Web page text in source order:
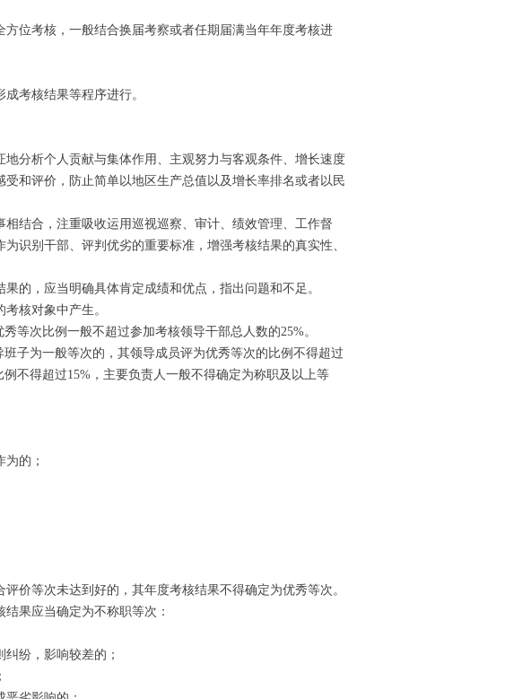
考核，一般结合换届考察或者任期届满当年年度考核进
考核结果等程序进行。
析个人贡献与集体作用、主观努力与客观条件、增长速度
和评价，防止简单以地区生产总值以及增长率排名或者以民
合，注重吸收运用巡视巡察、审计、绩效管理、工作督
识别干部、评判优劣的重要标准，增强考核结果的真实性、
，应当明确具体肯定成绩和优点，指出问题和不足。
核对象中产生。
次比例一般不超过参加考核领导干部总人数的25%。
子为一般等次的，其领导成员评为优秀等次的比例不得超过
不得超过15%，主要负责人一般不得确定为称职及以上等
的；
等次未达到好的，其年度考核结果不得确定为优秀等次。
果应当确定为不称职等次：
纷，影响较差的；